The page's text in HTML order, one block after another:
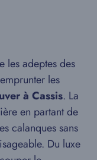
les adeptes des
les
à Cassis. La
en partant de
calanques sans
Du luxe